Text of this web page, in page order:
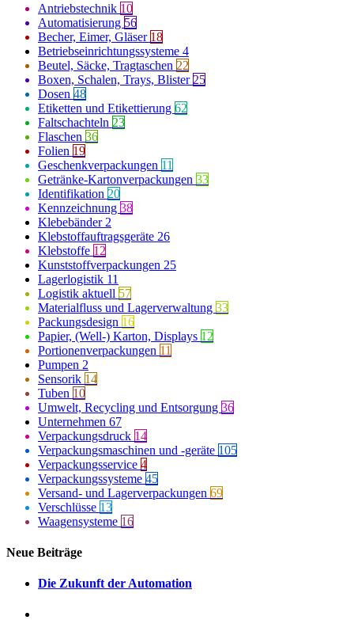
Antriebstechnik 10
Automatisierung 56
Becher, Eimer, Gläser 18
Betriebseinrichtungssysteme 4
Beutel, Säcke, Tragtaschen 22
Boxen, Schalen, Trays, Blister 25
Dosen 48
Etiketten und Etikettierung 62
Faltschachteln 23
Flaschen 36
Folien 19
Geschenkverpackungen 11
Getränke-Kartonverpackungen 33
Identifikation 20
Kennzeichnung 38
Klebebänder 2
Klebstoffauftragsgeräte 26
Klebstoffe 12
Kunststoffverpackungen 25
Lagerlogistik 11
Logistik aktuell 57
Materialfluss und Lagerverwaltung 33
Packungsdesign 16
Papier, (Well-) Karton, Displays 12
Portionenverpackungen 11
Pumpen 2
Sensorik 14
Tuben 10
Umwelt, Recycling und Entsorgung 36
Unternehmen 67
Verpackungsdruck 14
Verpackungsmaschinen und -geräte 105
Verpackungsservice 4
Verpackungssysteme 45
Versand- und Lagerverpackungen 69
Verschlüsse 13
Waagensysteme 16
Neue Beiträge
Die Zukunft der Automation